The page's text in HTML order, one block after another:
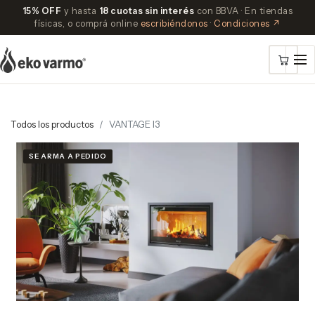
15% OFF y hasta 18 cuotas sin interés con BBVA · En tiendas
físicas, o comprá online escribiéndonos · Condiciones ↗
Todos los productos VANTAGE I3
SE ARMA A PEDIDO